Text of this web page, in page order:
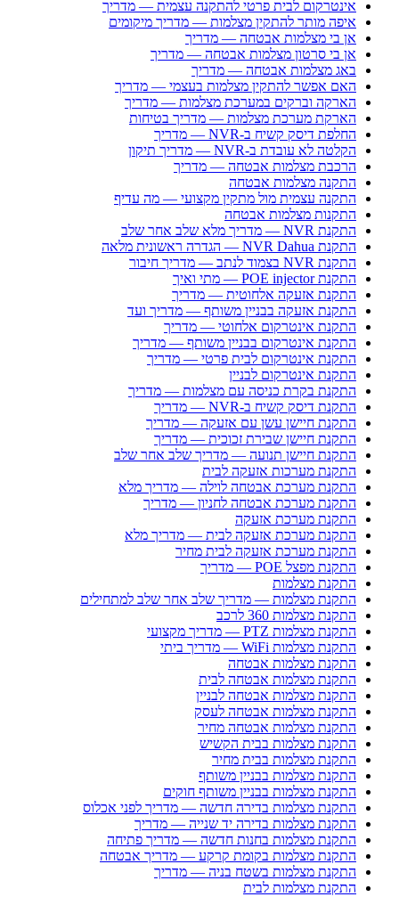
אינטרקום לבית פרטי להתקנה עצמית — מדריך
איפה מותר להתקין מצלמות — מדריך מיקומים
אן בי מצלמות אבטחה — מדריך
אן בי סרטון מצלמות אבטחה — מדריך
באג מצלמות אבטחה — מדריך
האם אפשר להתקין מצלמות בעצמי — מדריך
הארקה וברקים במערכת מצלמות — מדריך
הארקת מערכת מצלמות — מדריך בטיחות
החלפת דיסק קשיח ב-NVR — מדריך
הקלטה לא עובדת ב-NVR — מדריך תיקון
הרכבת מצלמות אבטחה — מדריך
התקנה מצלמות אבטחה
התקנה עצמית מול מתקין מקצועי — מה עדיף
התקנות מצלמות אבטחה
התקנת NVR — מדריך מלא שלב אחר שלב
התקנת NVR Dahua — הגדרה ראשונית מלאה
התקנת NVR בצמוד לנתב — מדריך חיבור
התקנת POE injector — מתי ואיך
התקנת אזעקה אלחוטית — מדריך
התקנת אזעקה בבניין משותף — מדריך ועד
התקנת אינטרקום אלחוטי — מדריך
התקנת אינטרקום בבניין משותף — מדריך
התקנת אינטרקום לבית פרטי — מדריך
התקנת אינטרקום לבניין
התקנת בקרת כניסה עם מצלמות — מדריך
התקנת דיסק קשיח ב-NVR — מדריך
התקנת חיישן עשן עם אזעקה — מדריך
התקנת חיישן שבירת זכוכית — מדריך
התקנת חיישן תנועה — מדריך שלב אחר שלב
התקנת מערכות אזעקה לבית
התקנת מערכת אבטחה לוילה — מדריך מלא
התקנת מערכת אבטחה לחניון — מדריך
התקנת מערכת אזעקה
התקנת מערכת אזעקה לבית — מדריך מלא
התקנת מערכת אזעקה לבית מחיר
התקנת מפצל POE — מדריך
התקנת מצלמות
התקנת מצלמות — מדריך שלב אחר שלב למתחילים
התקנת מצלמות 360 לרכב
התקנת מצלמות PTZ — מדריך מקצועי
התקנת מצלמות WiFi — מדריך ביתי
התקנת מצלמות אבטחה
התקנת מצלמות אבטחה לבית
התקנת מצלמות אבטחה לבניין
התקנת מצלמות אבטחה לעסק
התקנת מצלמות אבטחה מחיר
התקנת מצלמות בבית הקשיש
התקנת מצלמות בבית מחיר
התקנת מצלמות בבניין משותף
התקנת מצלמות בבניין משותף חוקים
התקנת מצלמות בדירה חדשה — מדריך לפני אכלוס
התקנת מצלמות בדירה יד שנייה — מדריך
התקנת מצלמות בחנות חדשה — מדריך פתיחה
התקנת מצלמות בקומת קרקע — מדריך אבטחה
התקנת מצלמות בשטח בניה — מדריך
התקנת מצלמות לבית